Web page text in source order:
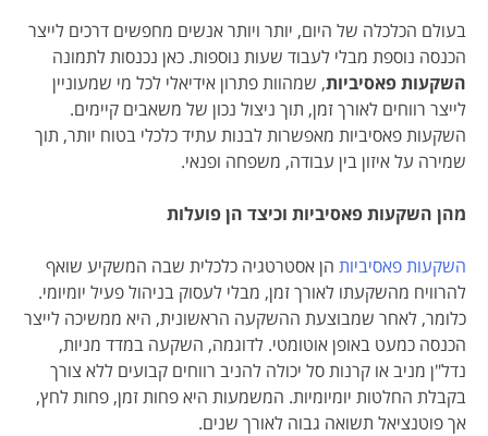
בעולם הכלכלה של היום, יותר ויותר אנשים מחפשים דרכים לייצר
הכנסה נוספת מבלי לעבוד שעות נוספות. כאן נכנסות לתמונה
השקעות פאסיביות, שמהוות פתרון אידיאלי לכל מי שמעוניין
לייצר רווחים לאורך זמן, תוך ניצול נכון של משאבים קיימים.
השקעות פאסיביות מאפשרות לבנות עתיד כלכלי בטוח יותר, תוך
שמירה על איזון בין עבודה, משפחה ופנאי.
מהן השקעות פאסיביות וכיצד הן פועלות
השקעות פאסיביות הן אסטרטגיה כלכלית שבה המשקיע שואף
להרוויח מהשקעתו לאורך זמן, מבלי לעסוק בניהול פעיל יומיומי.
כלומר, לאחר שמבוצעת ההשקעה הראשונית, היא ממשיכה לייצר
הכנסה כמעט באופן אוטומטי. לדוגמה, השקעה במדד מניות,
נדל"ן מניב או קרנות סל יכולה להניב רווחים קבועים ללא צורך
בקבלת החלטות יומיומיות. המשמעות היא פחות זמן, פחות לחץ,
אך פוטנציאל תשואה גבוה לאורך שנים.